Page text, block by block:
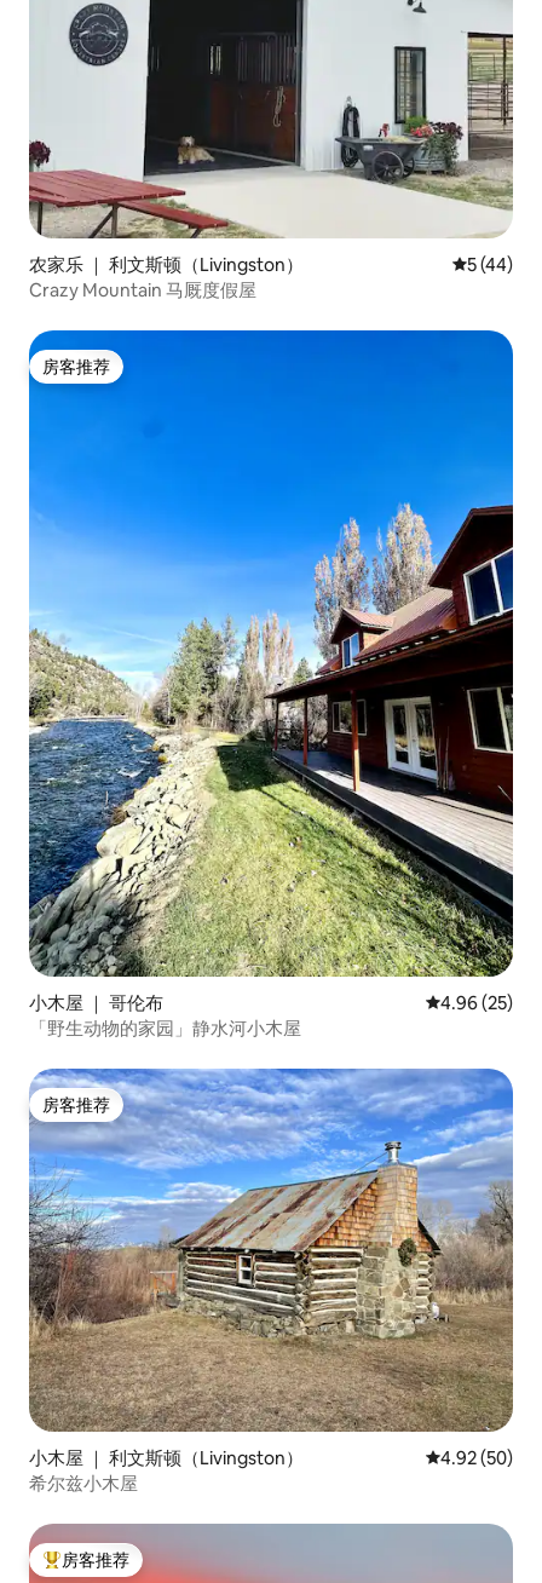
农家乐 ｜ 利文斯顿（Livingston） 平均评分
5 (44)
Crazy Mountain 马厩度假屋
房客推荐
房客推荐
小木屋 ｜ 哥伦布 平均评分
4.96 (25)
「野生动物的家园」静水河小木屋
房客推荐
房客推荐
小木屋 ｜ 利文斯顿（Livingston） 平均评分
4.92 (50)
希尔兹小木屋
热门「房客推荐」
房客推荐